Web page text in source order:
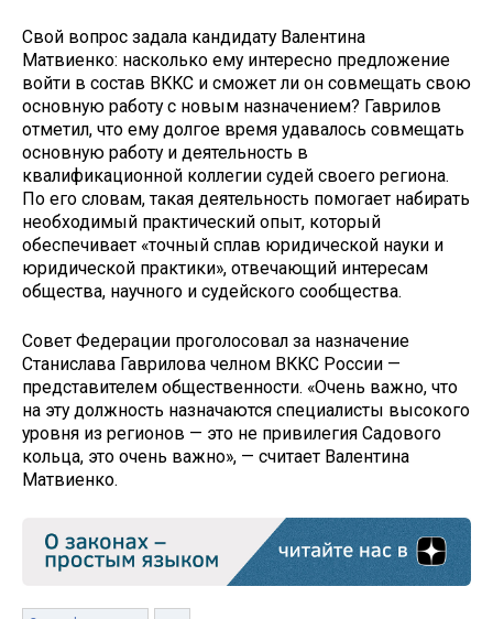
Свой вопрос задала кандидату Валентина
Матвиенко: насколько ему интересно предложение
войти в состав ВККС и сможет ли он совмещать свою
основную работу с новым назначением? Гаврилов
отметил, что ему долгое время удавалось совмещать
основную работу и деятельность в
квалификационной коллегии судей своего региона.
По его словам, такая деятельность помогает набирать
необходимый практический опыт, который
обеспечивает «точный сплав юридической науки и
юридической практики», отвечающий интересам
общества, научного и судейского сообщества.
Совет Федерации проголосовал за назначение
Станислава Гаврилова челном ВККС России —
представителем общественности. «Очень важно, что
на эту должность назначаются специалисты высокого
уровня из регионов — это не привилегия Садового
кольца, это очень важно», — считает Валентина
Матвиенко.